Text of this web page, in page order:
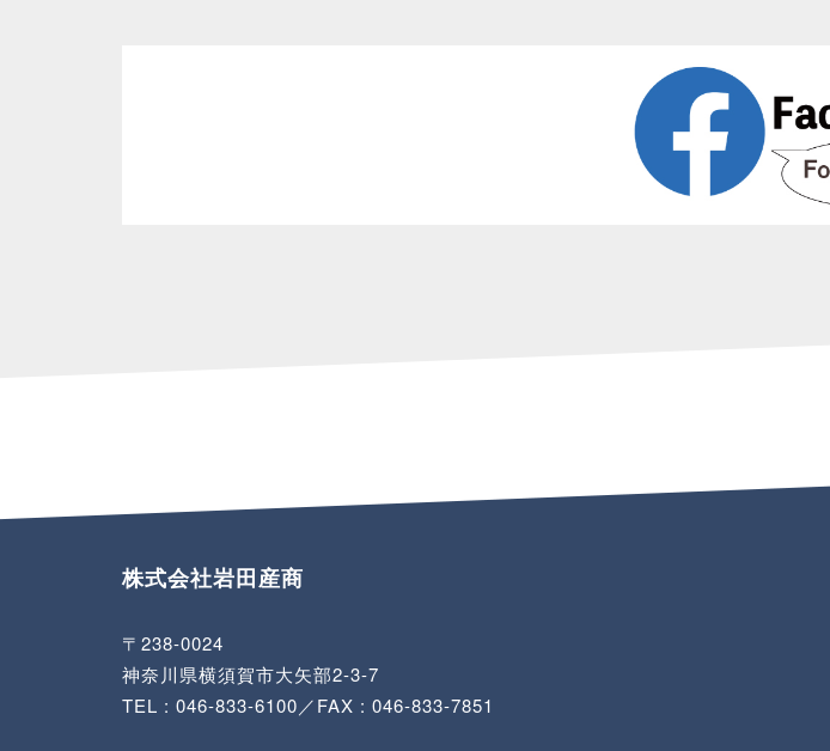
株式会社岩田産商
〒238-0024
神奈川県横須賀市大矢部2-3-7
TEL : 046-833-6100／FAX : 046-833-7851